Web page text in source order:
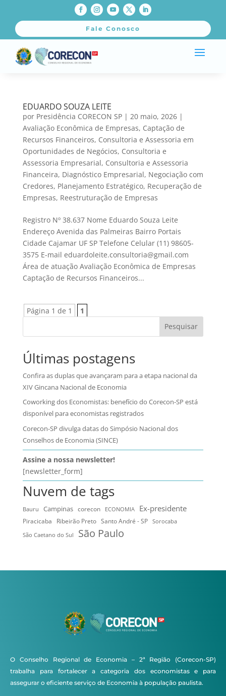
Fale Conosco
EDUARDO SOUZA LEITE
por Presidência CORECON SP| 20 maio, 2026|
Avaliação Econômica de Empresas, Captação de
Recursos Financeiros, Consultoria e Assessoria em
Oportunidades de Negócios, Consultoria e
Assessoria Empresarial, Consultoria e Assessoria
Financeira, Diagnóstico Empresarial, Negociação com
Credores, Planejamento Estratégico, Recuperação de
Empresas, Reestruturação de Empresas
Registro Nº 38.637 Nome Eduardo Souza Leite
Endereço Avenida das Palmeiras Bairro Portais
Cidade Cajamar UF SP Telefone Celular (11) 98605-
3575 E-mail eduardoleite.consultoria@gmail.com
Área de atuação Avaliação Econômica de Empresas
Captação de Recursos Financeiros...
Página 1 de 1
1
Pesquisar
Últimas postagens
Confira as duplas que avançaram para a etapa nacional da
XIV Gincana Nacional de Economia
Coworking dos Economistas: benefício do Corecon-SP está
disponível para economistas registrados
Corecon-SP divulga datas do Simpósio Nacional dos
Conselhos de Economia (SINCE)
Assine a nossa newsletter!
[newsletter_form]
Nuvem de tags
Bauru Campinas corecon ECONOMIA Ex-presidente
Piracicaba Ribeirão Preto Santo André - SP
Sorocaba
São Caetano do Sul
São Paulo
O Conselho Regional de Economia – 2ª Região (Corecon-SP)
trabalha para fortalecer a categoria dos economistas e para
assegurar o eficiente serviço de Economia à população paulista.